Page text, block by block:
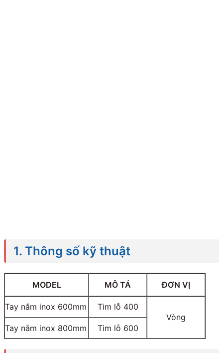
1. Thông số kỹ thuật
MODEL MÔ TẢ ĐƠN VỊ
Tay nắm inox 600mm
Tim lỗ 400
Vòng
Tay nắm inox 800mm
Tim lỗ 600